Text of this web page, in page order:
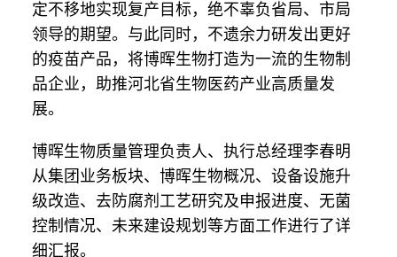
定不移地实现复产目标，绝不辜负省局、市局
领导的期望。与此同时，不遗余力研发出更好
的疫苗产品，将博晖生物打造为一流的生物制
品企业，助推河北省生物医药产业高质量发
展。
博晖生物质量管理负责人、执行总经理李春明
从集团业务板块、博晖生物概况、设备设施升
级改造、去防腐剂工艺研究及申报进度、无菌
控制情况、未来建设规划等方面工作进行了详
细汇报。